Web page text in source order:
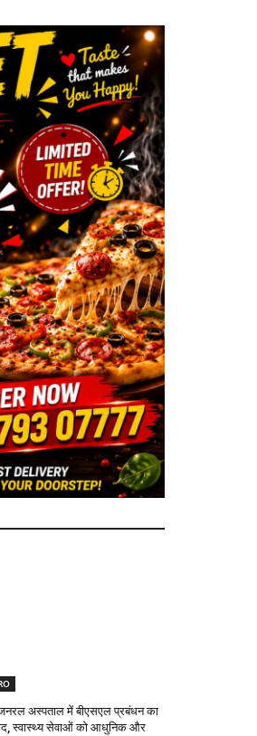
जनरल अस्पताल में बीएसएल प्रबंधन का
स्वास्थ्य सेवाओं को आधुनिक और